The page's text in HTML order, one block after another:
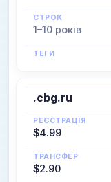
СТРОК
1–10 років
ТЕГИ
.cbg.ru
РЕЄСТРАЦІЯ
$4.99
ТРАНСФЕР
$2.90